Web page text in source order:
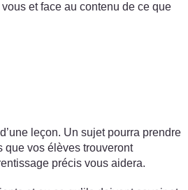
et face au contenu de ce que
leçon. Un sujet pourra prendre
que vos élèves trouveront
précis vous aidera.